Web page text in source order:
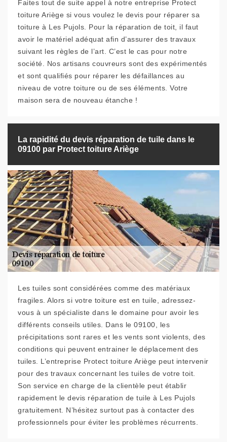
Faites tout de suite appel à notre entreprise Protect
toiture Ariège si vous voulez le devis pour réparer sa
toiture à Les Pujols. Pour la réparation de toit, il faut
avoir le matériel adéquat afin d’assurer des travaux
suivant les règles de l’art. C’est le cas pour notre
société. Nos artisans couvreurs sont des expérimentés
et sont qualifiés pour réparer les défaillances au
niveau de votre toiture ou de ses éléments. Votre
maison sera de nouveau étanche !
La rapidité du devis réparation de tuile dans le
09100 par Protect toiture Ariège
Les tuiles sont considérées comme des matériaux
fragiles. Alors si votre toiture est en tuile, adressez-
vous à un spécialiste dans le domaine pour avoir les
différents conseils utiles. Dans le 09100, les
précipitations sont rares et les vents sont violents, des
conditions qui peuvent entrainer le déplacement des
tuiles. L’entreprise Protect toiture Ariège peut intervenir
pour des travaux concernant les tuiles de votre toit.
Son service en charge de la clientèle peut établir
rapidement le devis réparation de tuile à Les Pujols
gratuitement. N’hésitez surtout pas à contacter des
professionnels pour éviter les problèmes récurrents.